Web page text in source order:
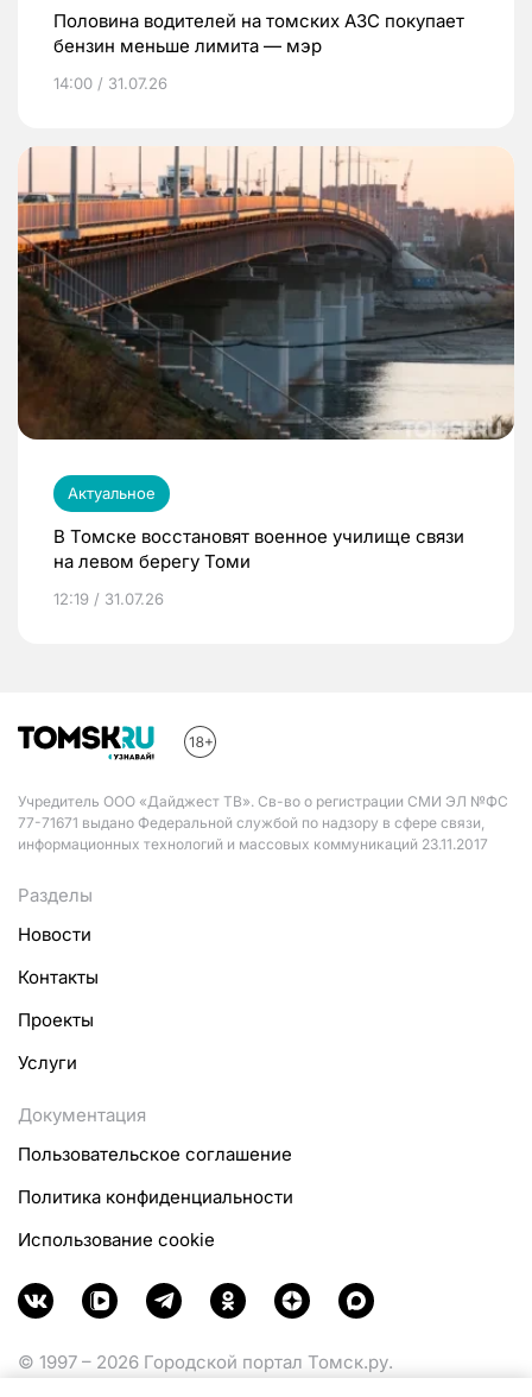
Половина водителей на томских АЗС покупает
бензин меньше лимита — мэр
14:00 / 31.07.26
Актуальное
В Томске восстановят военное училище связи
на левом берегу Томи
12:19 / 31.07.26
Учредитель ООО «Дайджест ТВ». Св-во о регистрации СМИ ЭЛ №ФС
77-71671 выдано Федеральной службой по надзору в сфере связи,
информационных технологий и массовых коммуникаций 23.11.2017
Разделы
Новости
Контакты
Проекты
Услуги
Документация
Пользовательское соглашение
Политика конфиденциальности
Использование cookie
© 1997 – 2026 Городской портал Томск.ру.